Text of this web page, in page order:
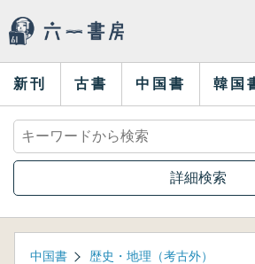
新刊 古書 中国書 韓国
詳細検索
中国書 歴史・地理（考古外）